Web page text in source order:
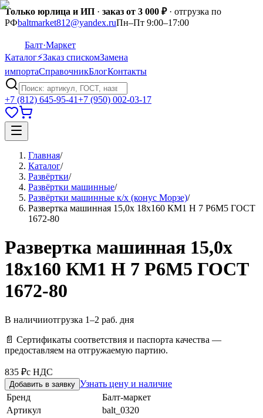
Только юрлица и ИП · заказ от 3 000 ₽· отгрузка по
РФbaltmarket812@yandex.ruПн–Пт 9:00–17:00
Балт·Маркет
Каталог⚡Заказ спискомЗамена
импортаСправочникБлогКонтакты
+7 (812) 645-95-41+7 (950) 002-03-17
Главная/
Каталог/
Развёртки/
Развёртки машинные/
Развёртки машинные к/х (конус Морзе)/
Развертка машинная 15,0х 18х160 КМ1 H 7 Р6М5 ГОСТ
1672-80
Развертка машинная 15,0х
18х160 КМ1 H 7 Р6М5 ГОСТ
1672-80
В наличииотгрузка 1–2 раб. дня
📄 Сертификаты соответствия и паспорта качества —
предоставляем на отгружаемую партию.
835 ₽с НДС
Добавить в заявку Узнать цену и наличие
Бренд
Балт-маркет
Артикул
balt_0320